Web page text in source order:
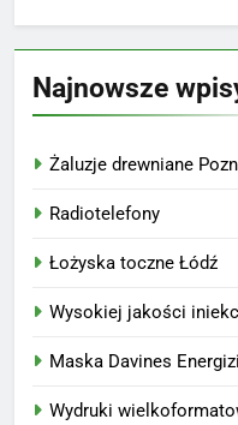
Najnowsze
Żaluzje drewniane
Radiotelefony
Łożyska toczne Łódź
Wysokiej jakości
Maska Davines
Wydruki